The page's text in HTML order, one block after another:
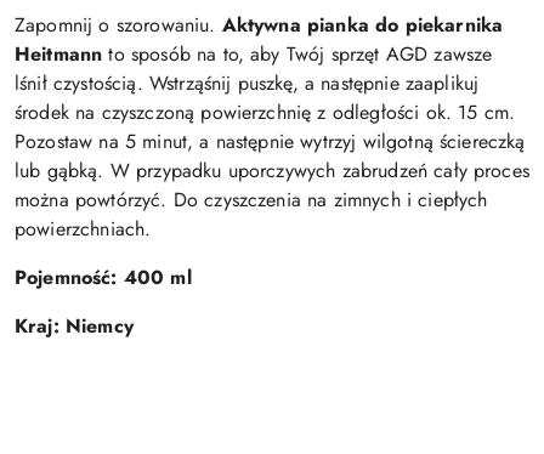
Zapomnij o szorowaniu. Aktywna pianka do piekarnika
Heitmann to sposób na to, aby Twój sprzęt AGD zawsze
lśnił czystością. Wstrząśnij puszkę, a następnie zaaplikuj
środek na czyszczoną powierzchnię z odległości ok. 15 cm.
Pozostaw na 5 minut, a następnie wytrzyj wilgotną ściereczką
lub gąbką. W przypadku uporczywych zabrudzeń cały proces
można powtórzyć. Do czyszczenia na zimnych i ciepłych
powierzchniach.
Pojemność: 400 ml
Kraj: Niemcy